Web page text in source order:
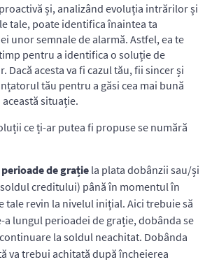
și, analizând evoluția intrărilor și
tale, poate identifica înaintea ta
unor semnale de alarmă. Astfel, ea te
pentru a identifica o soluție de
Dacă acesta va fi cazul tău, fii sincer și
tău pentru a găsi cea mai bună
situație.
ce ți-ar putea fi propuse se numără
perioade de grație la plata dobânzii sau/și
creditului) până în momentul în
tale revin la nivelul inițial. Aici trebuie să
a lungul perioadei de grație, dobânda se
la soldul neachitat. Dobânda
va trebui achitată după încheierea